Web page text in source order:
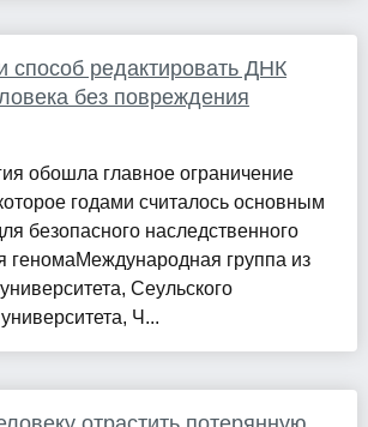
редактировать ДНК
без повреждения
обошла главное ограничение
годами считалось основным
безопасного наследственного
геномаМеждународная группа из
Сеульского
Ч...